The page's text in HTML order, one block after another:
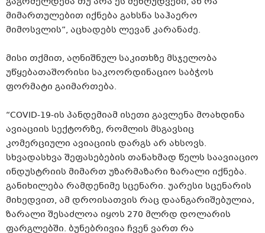
მიმართულებით იქნება გახსნა საჰაერო
მიმოსვლის”, აცხადებს ლევან კარანაძე.
მისი თქმით, აღნიშნულ საკითხზე მსჯელობა
უწყებათაშორისი საკოორდინაციო საბჭოს
ფორმატი გაიმართება.
“COVID-19-ის პანდემიამ ისეთი გავლენა მოახდინა
ავიაციის სექტორზე, რომლის მსგავსიც
კომერციული ავიაციის დარგს არ ახსოვს.
სხვადასხვა შეფასებების თანახმად წელს საავიაციო
ინდუსტრიის მიმართ უზარმაზარი ზარალი იქნება.
განიხილება რამდენიმე სცენარი. უარესი სცენარის
მიხედვით, ამ დროისათვის რაც დაანგარიშებულია,
ზარალი შესაძლოა იყოს 270 მლრდ დოლარის
ფარგლებში. ბუნებრივია ჩვენ ვართ რა